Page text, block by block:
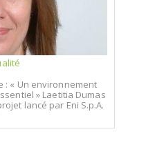
: « Un environnement
» Laetitia Dumas
lancé par Eni S.p.A.